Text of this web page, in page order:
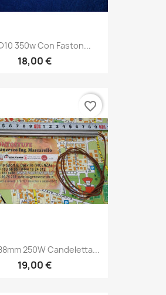
350w Con Faston...
18,00 €
250W Candeletta...
19,00 €
favorite_border